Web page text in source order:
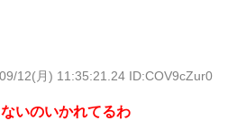
12(月) 11:35:21.24 ID:COV9cZur0
いのいかれてるわ